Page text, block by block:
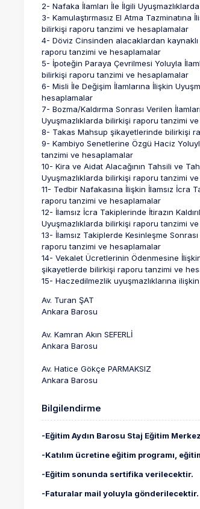
2- Nafaka İlamları İle İlgili
3- Kamulaştırmasız El Atma Tazminatına
bilirkişi raporu tanzimi ve hesaplamalar
4- Döviz Cinsinden alacaklardan
raporu tanzimi ve hesaplamalar
5- İpoteğin Paraya Çevrilmesi Yoluyla
bilirkişi raporu tanzimi ve hesaplamalar
6- Misli İle Değişim İlamlarına İlişkin
hesaplamalar
7- Bozma/Kaldırma Sonrası Verilen
Uyuşmazlıklarda bilirkişi raporu tanzimi
8- Takas Mahsup şikayetlerinde bilirkişi
9- Kambiyo Senetlerine Özgü Haciz
tanzimi ve hesaplamalar
10- Kira ve Aidat Alacağının Tahsili ve
Uyuşmazlıklarda bilirkişi raporu tanzimi
11- Tedbir Nafakasına İlişkin İlamsız İcra
raporu tanzimi ve hesaplamalar
12- İlamsız İcra Takiplerinde İtirazın
Uyuşmazlıklarda bilirkişi raporu tanzimi
13- İlamsız Takiplerde Kesinleşme
raporu tanzimi ve hesaplamalar
14- Vekalet Ücretlerinin Ödenmesine
şikayetlerde bilirkişi raporu tanzimi ve
15- Haczedilmezlik uyuşmazlıklarına
Av. Turan ŞAT
Ankara Barosu
Av. Kamran Akın SEFERLİ
Ankara Barosu
Av. Hatice Gökçe PARMAKSIZ
Ankara Barosu
Bilgilendirme
-Eğitim Aydın Barosu Staj Eğitim
-Katılım ücretine eğitim programı,
-Eğitim sonunda sertifika verilecektir.
-Faturalar mail yoluyla gönderilecektir.